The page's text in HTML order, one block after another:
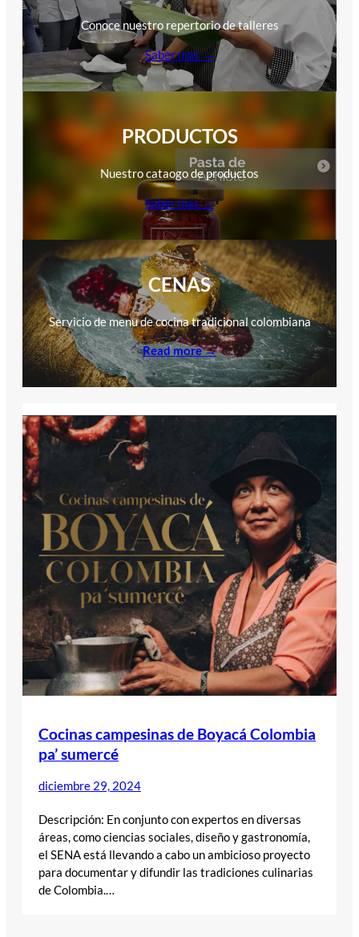
Conoce nuestro repertorio de talleres
Saber mas →
PRODUCTOS
Nuestro cataogo de productos
Saber mas →
CENAS
Servicio de menu de cocina tradicional colombiana
Read more →
Cocinas campesinas de Boyacá Colombia
pa’ sumercé
diciembre 29, 2024
Descripción: En conjunto con expertos en diversas
áreas, como ciencias sociales, diseño y gastronomía,
el SENA está llevando a cabo un ambicioso proyecto
para documentar y difundir las tradiciones culinarias
de Colombia.…